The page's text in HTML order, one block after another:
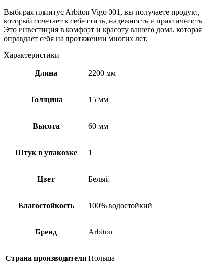
Выбирая плинтус Arbiton Vigo 001, вы получаете продукт,
который сочетает в себе стиль, надежность и практичность.
Это инвестиция в комфорт и красоту вашего дома, которая
оправдает себя на протяжении многих лет.
Характеристики
Длина 2200 мм
Толщина 15 мм
Высота 60 мм
Штук в упаковке 1
Цвет Белый
Влагостойкость 100% водостойкий
Бренд Arbiton
Страна производителя Польша